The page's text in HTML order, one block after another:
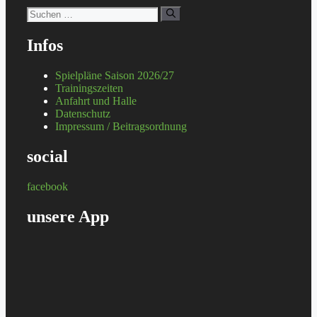
Suchen
nach:
Infos
Spielpläne Saison 2026/27
Trainingszeiten
Anfahrt und Halle
Datenschutz
Impressum / Beitragsordnung
social
facebook
unsere App